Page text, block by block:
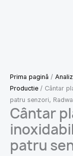
Prima pagină /
Productie / Cântar
patru senzori,
Cântar
patru